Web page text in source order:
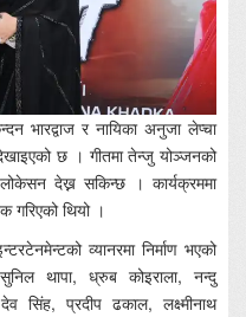
भारद्वाज र नायिका अनुजा लेप्चा
छ । गीतमा तेन्जु योञ्जनको
देख्न सकिन्छ । कार्यक्रममा
गरिएको थियो ।
व्यानरमा निर्माण भएको
थापा, ध्रुब कोइराला, नन्दु
सिंह, प्रदीप ढकाल, लक्ष्मीनाथ